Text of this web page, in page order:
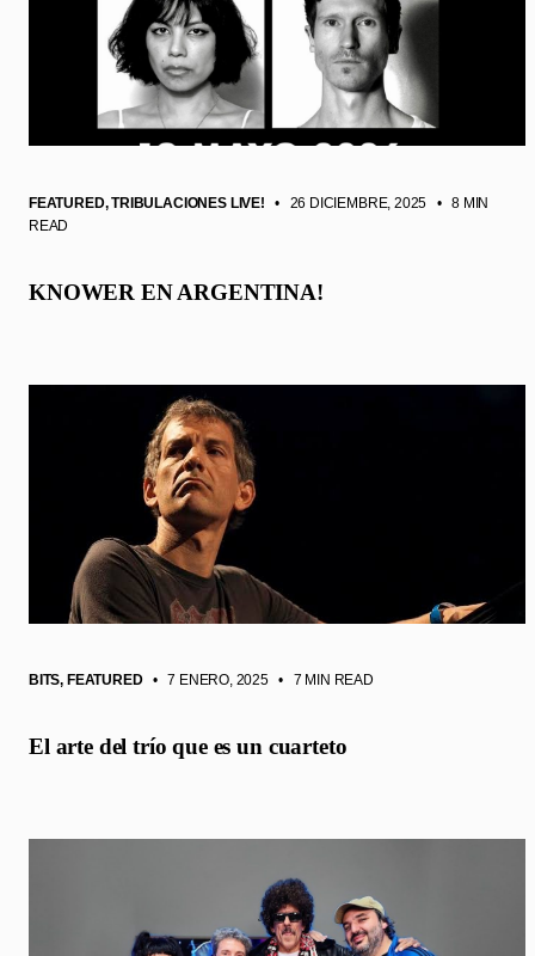
FEATURED,TRIBULACIONES LIVE! • 26 DICIEMBRE, 2025 • 8 MIN
READ
KNOWER EN ARGENTINA!
BITS, FEATURED • 7 ENERO, 2025 • 7 MIN READ
El arte del trío que es un cuarteto